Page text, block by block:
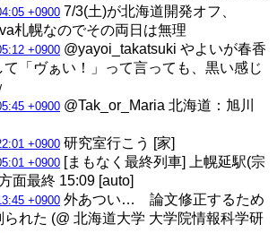
+0900 7/3(土)が北海道開発オフ、
札幌なのでその両日は無理
+0900 @yayoi_takatsuki やよいが春香
て「ヴぁい！」って言っても、黒い感じ
+0900 @Tak_or_Maria 北海道：旭川
+0900 研究室行こう [家]
+0900 [まもなく最終列車] 上幌延駅(宗
面最終 15:09 [auto]
+0900 外あつい… 論文修正するため
れた (@ 北海道大学 大学院情報科学研